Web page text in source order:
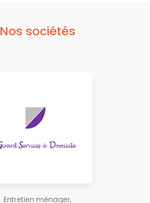
Nos sociétés
Entretien ménager,